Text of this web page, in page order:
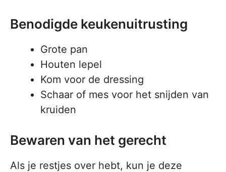
Benodigde keukenuitrusting
Grote pan
Houten lepel
Kom voor de dressing
Schaar of mes voor het snijden van
kruiden
Bewaren van het gerecht
Als je restjes over hebt, kun je deze